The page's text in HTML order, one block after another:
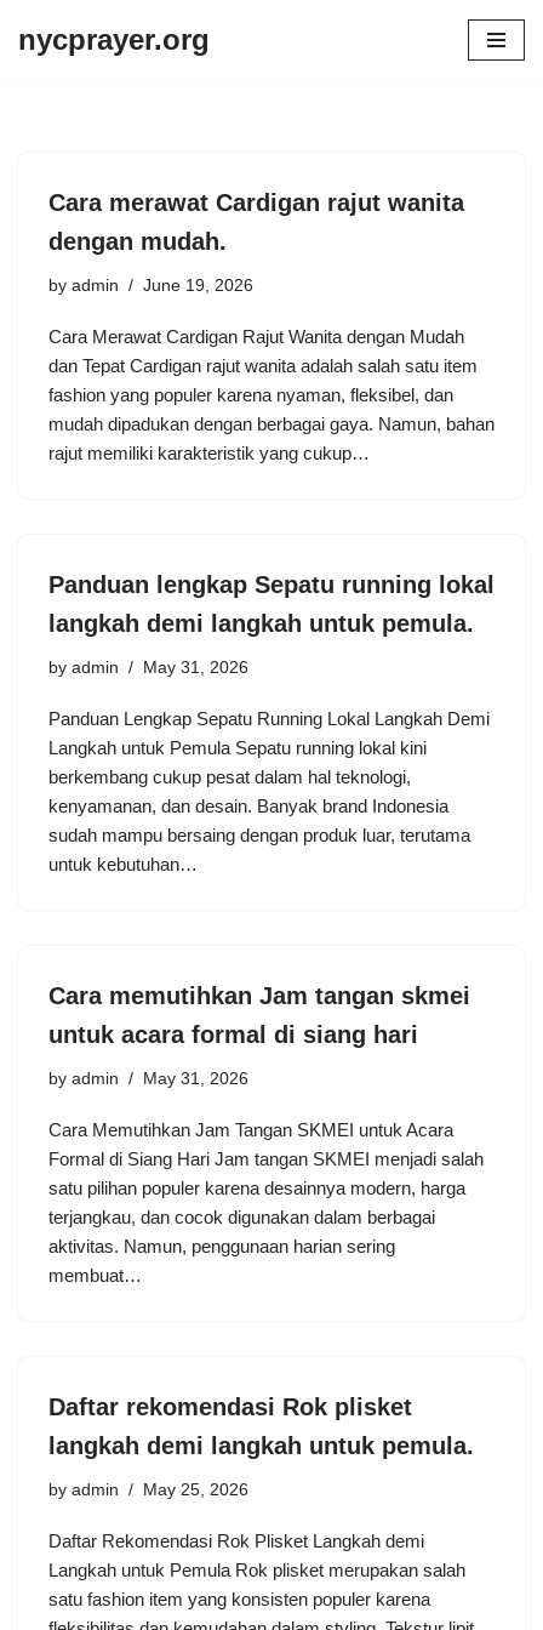
nycprayer.org
Cara merawat Cardigan rajut wanita
dengan mudah.
by admin June 19, 2026
Cara Merawat Cardigan Rajut Wanita dengan Mudah
dan Tepat Cardigan rajut wanita adalah salah satu item
fashion yang populer karena nyaman, fleksibel, dan
mudah dipadukan dengan berbagai gaya. Namun, bahan
rajut memiliki karakteristik yang cukup…
Panduan lengkap Sepatu running lokal
langkah demi langkah untuk pemula.
by admin May 31, 2026
Panduan Lengkap Sepatu Running Lokal Langkah Demi
Langkah untuk Pemula Sepatu running lokal kini
berkembang cukup pesat dalam hal teknologi,
kenyamanan, dan desain. Banyak brand Indonesia
sudah mampu bersaing dengan produk luar, terutama
untuk kebutuhan…
Cara memutihkan Jam tangan skmei
untuk acara formal di siang hari
by admin May 31, 2026
Cara Memutihkan Jam Tangan SKMEI untuk Acara
Formal di Siang Hari Jam tangan SKMEI menjadi salah
satu pilihan populer karena desainnya modern, harga
terjangkau, dan cocok digunakan dalam berbagai
aktivitas. Namun, penggunaan harian sering
membuat…
Daftar rekomendasi Rok plisket
langkah demi langkah untuk pemula.
by admin May 25, 2026
Daftar Rekomendasi Rok Plisket Langkah demi
Langkah untuk Pemula Rok plisket merupakan salah
satu fashion item yang konsisten populer karena